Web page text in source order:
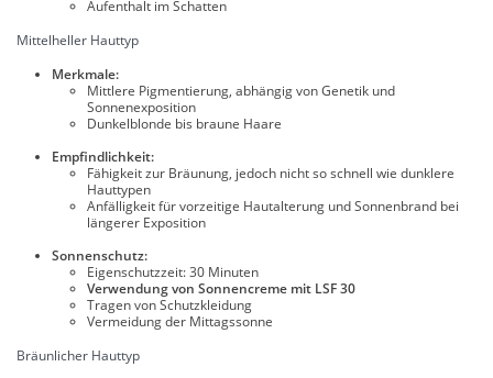
Aufenthalt im Schatten
Mittelheller Hauttyp
Merkmale:
Mittlere Pigmentierung, abhängig von Genetik und
Sonnenexposition
Dunkelblonde bis braune Haare
Empfindlichkeit:
Fähigkeit zur Bräunung, jedoch nicht so schnell wie dunklere
Hauttypen
Anfälligkeit für vorzeitige Hautalterung und Sonnenbrand bei
längerer Exposition
Sonnenschutz:
Eigenschutzzeit: 30 Minuten
Verwendung von Sonnencreme mit LSF 30
Tragen von Schutzkleidung
Vermeidung der Mittagssonne
Bräunlicher Hauttyp